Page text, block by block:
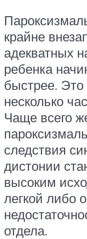
крайне
адекватных
ребенка
быстрее. Это
несколько
Чаще всего
следствия
дистонии
высоким
легкой либо
отдела.